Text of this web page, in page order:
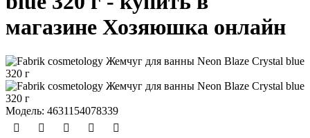
магазине Хозяюшка онлайн
Модель: 4631154078339